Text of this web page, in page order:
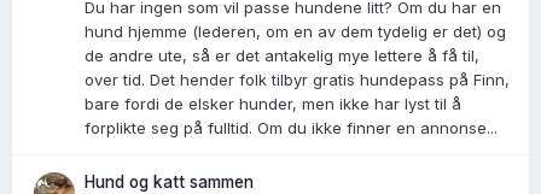
Du har ingen som vil passe hundene litt? Om du har en
hund hjemme (lederen, om en av dem tydelig er det) og
de andre ute, så er det antakelig mye lettere å få til,
over tid. Det hender folk tilbyr gratis hundepass på Finn,
bare fordi de elsker hunder, men ikke har lyst til å
forplikte seg på fulltid. Om du ikke finner en annonse...
Hund og katt sammen